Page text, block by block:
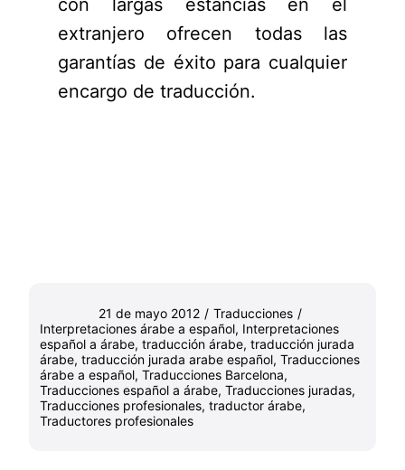
con largas estancias en el
extranjero ofrecen todas las
garantías de éxito para cualquier
encargo de traducción.
21 de mayo 2012 / Traducciones /
Interpretaciones árabe a español, Interpretaciones
español a árabe, traducción árabe, traducción jurada
árabe, traducción jurada arabe español, Traducciones
árabe a español, Traducciones Barcelona,
Traducciones español a árabe, Traducciones juradas,
Traducciones profesionales, traductor árabe,
Traductores profesionales